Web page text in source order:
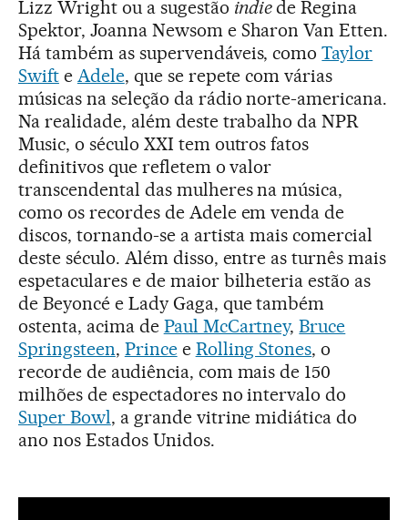
Lizz Wright ou a sugestão indiede Regina
Spektor, Joanna Newsom e Sharon Van Etten.
Há também as supervendáveis, comoTaylor
Swifte Adele, que se repete com várias
músicas na seleção da rádio norte-americana.
Na realidade, além deste trabalho da NPR
Music, o século XXI tem outros fatos
definitivos que refletem o valor
transcendental das mulheres na música,
como os recordes de Adele em venda de
discos, tornando-se a artista mais comercial
deste século. Além disso, entre as turnês mais
espetaculares e de maior bilheteria estão as
de Beyoncé e Lady Gaga, que também
ostenta, acima de Paul McCartney,Bruce
Springsteen, Princee Rolling Stones, o
recorde de audiência, com mais de 150
milhões de espectadores no intervalo do
Super Bowl, a grande vitrine midiática do
ano nos Estados Unidos.